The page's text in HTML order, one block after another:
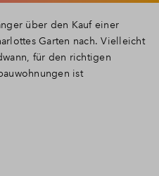
über den Kauf einer
Garten nach. Vielleicht
für den richtigen
ist